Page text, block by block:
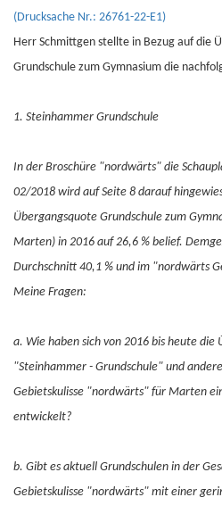
(Drucksache Nr.: 26761-22-E1)
Herr Schmittgen stellte in Bezug auf die
Grundschule zum Gymnasium die
1. Steinhammer Grundschule
In der Broschüre "nordwärts" die
02/2018 wird auf Seite 8 darauf
Übergangsquote Grundschule zum
Marten) in 2016 auf 26,6 % belief.
Durchschnitt 40,1 % und im "nordwärts
Meine Fragen:
a. Wie haben sich von 2016 bis heute die
"Steinhammer - Grundschule" und
Gebietskulisse "nordwärts" für Marten
entwickelt?
b. Gibt es aktuell Grundschulen in der
Gebietskulisse "nordwärts" mit einer